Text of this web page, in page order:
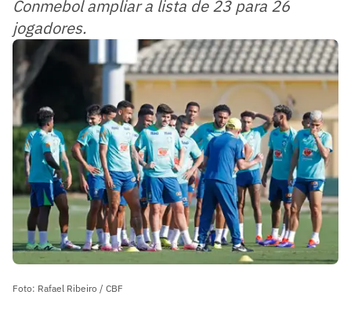
Conmebol ampliar a lista de 23 para 26
jogadores.
Foto: Rafael Ribeiro / CBF